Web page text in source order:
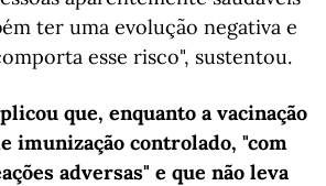
ter uma evolução negativa e
esse risco", sustentou.
que, enquanto a vacinação
imunização controlado, "com
adversas" e que não leva